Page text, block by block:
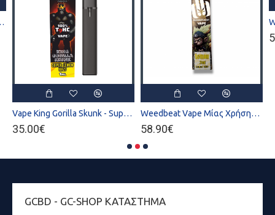
Kush 1ml
Vape King Gorilla Skunk - Super Lemon Haze 1ml
35.00€
Weedbeat Vape Μίας Χρήσης Lemon 2ml
58.90€
GCBD - GC-SHOP ΚΑΤΆΣΤΗΜΑ